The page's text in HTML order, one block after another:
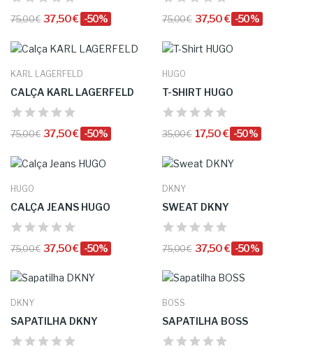
75,00 € 37,50 € -50% 75,00 € 37,50 € -50%
KARL LAGERFELD
CALÇA KARL LAGERFELD
75,00 € 37,50 € -50%
HUGO
T-SHIRT HUGO
35,00 € 17,50 € -50%
HUGO
CALÇA JEANS HUGO
75,00 € 37,50 € -50%
DKNY
SWEAT DKNY
75,00 € 37,50 € -50%
DKNY
SAPATILHA DKNY
BOSS
SAPATILHA BOSS